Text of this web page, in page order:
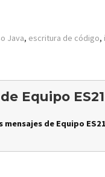
Java, escritura de código,
Equipo ES21
de Equipo